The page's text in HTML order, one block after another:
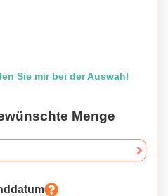
Sie sich selbst oder
mit diesem köstlichen,
Sie mir bei der Auswahl
Menge